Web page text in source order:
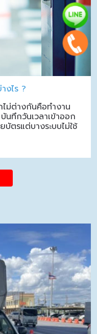
งไร ?
ม่ต่างกันคือทำงาน
นทึกวันเวลาเข้าออก
ตรแต่บางระบบไม่ใช้